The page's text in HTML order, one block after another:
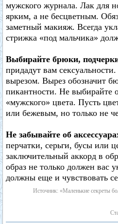
мужского журнала. Лак для
ярким, а не бесцветным.
заметный макияж. Всегда
стрижка «под мальчика»
Выбирайте брюки,
придадут вам
вырезом. Вырез обозначит
пикантности. Не выбирайте
«мужского» цвета. Пусть
или бежевым, но только не
Не забывайте об
перчатки, серьги, бусы или
заключительный аккорд в
образ не только должен
должны еще и чувствовать
Источник: «Маленькие секреты